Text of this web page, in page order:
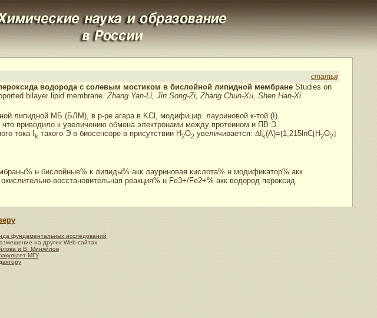
статья
водорода с солевым мостиком в бислойной липидной мембранеStudies on
bilayer lipid membrane.Zhang Yan-Li, Jin Song-Zi, Zhang Chun-Xu, Shen Han-Xi.
липидной МБ (БЛМ), в р-ре агара в KCl, модифицир. лауриновой к-той (I).
приводило к увеличению обмена электронами между протеином и ПВ Э.
тока I k такого Э в биосенсоре в присутствии H2O2увеличивается: ΔI k(A)=[1,215lnC[H2O2]
н бислойные% к липиды% акк лауриновая кислота% н модификатор% акк
восстановительная реакция% н Fe3+/Fe2+% акк водород пероксид
фундаментальных исследований
на других Web-сайтах
и В. Миняйлов
МГУ